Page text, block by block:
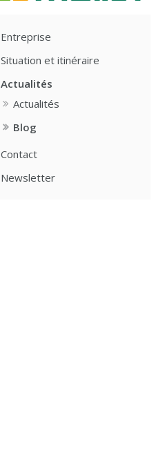
Entreprise
Situation et itinéraire
Actualités
Actualités
Blog
Contact
Newsletter